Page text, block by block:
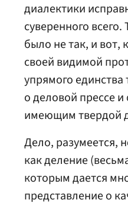
диалектики
суверенного
было не так, и
своей видимой
упрямого единства
о деловой прессе
имеющим твердой
Дело, разумеется,
как деление
которым дается
представление о